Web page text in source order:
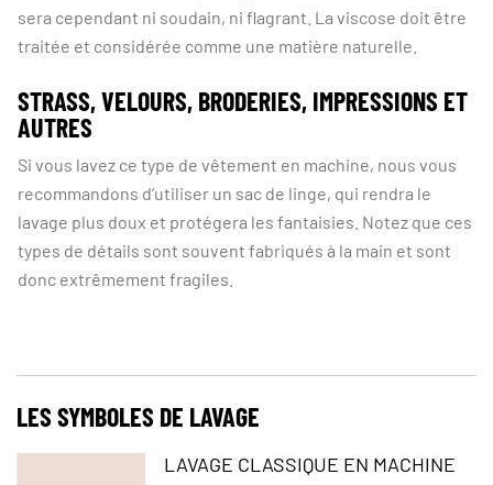
sera cependant ni soudain, ni flagrant. La viscose doit être
traitée et considérée comme une matière naturelle.
STRASS, VELOURS, BRODERIES, IMPRESSIONS ET
AUTRES​​​​​​​
Si vous lavez ce type de vêtement en machine, nous vous
recommandons d’utiliser un sac de linge, qui rendra le
lavage plus doux et protégera les fantaisies. Notez que ces
types de détails sont souvent fabriqués à la main et sont
donc extrêmement fragiles.
LES SYMBOLES DE LAVAGE
LAVAGE CLASSIQUE EN MACHINE